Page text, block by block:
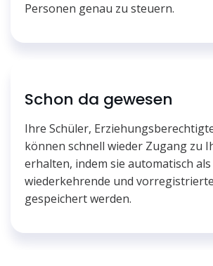
Personen genau zu steuern.
Schon da gewesen
Ihre Schüler,
können schnell wieder Zugang zu
erhalten, indem sie automatisch als
wiederkehrende und
gespeichert werden.